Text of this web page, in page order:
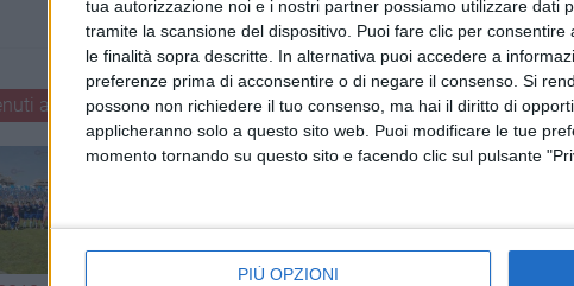
tua autorizzazione noi e i nostri partner possiamo utilizzare dati
tramite la scansione del dispositivo. Puoi fare clic per
le finalità sopra descritte. In alternativa puoi accedere a
preferenze prima di acconsentire o di negare il consenso. Si
possono non richiedere il tuo consenso, ma hai il diritto di
applicheranno solo a questo sito web. Puoi modificare le tue
momento tornando su questo sito e facendo clic sul pulsante
PIÙ OPZIONI
a tema